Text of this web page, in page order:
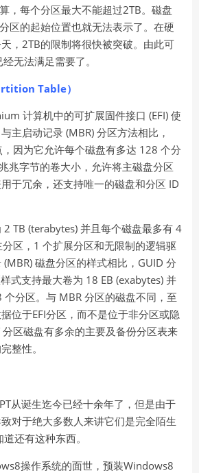
，每个分区最大不能超过2TB。磁盘
区的起始位置也就无法表示了。在硬
， 2TB的限制将很快被突破。由此可
无法满足需要了。
Table）
计算机中的可扩展固件接口 (EFI) 使
主启动记录 (MBR) 分区方法相比，
因为它允许每个磁盘有多达 128 个分
兆字节的卷大小，允许将主磁盘分区
于冗余，还支持唯一的磁盘和分区 ID
2 TB (terabytes) 并且每个磁盘最多有 4
区， 1 个扩展分区和无限制的逻辑驱
(MBR) 磁盘分区的样式相比， GUID 分
式支持最大卷为 18 EB (exabytes) 并
个分区。与 MBR 分区的磁盘不同，至
位于EFI分区，而不是位于非分区或隐
分区磁盘有多余的主要及备份分区表来
整性。
从诞生迄今已经十余年了，但是由于
对于绝大多数人来讲它们是完全陌生
还有这种东西。
操作系统的面世，预装Windows8